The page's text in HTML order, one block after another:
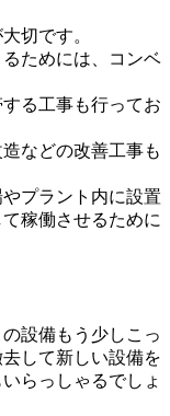
切です。
ためには、コンベ
る工事も行ってお
などの改善工事も
プラント内に設置
稼働させるために
設備もう少しこっ
して新しい設備を
らっしゃるでしょ